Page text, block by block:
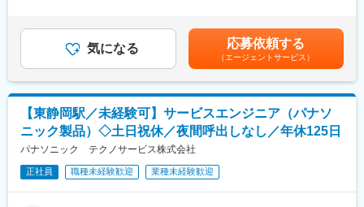
※目標件数はあるもののノルマなどはございません。お客様対応の
評価などがメイン評価になるため日頃の頑張りを評価いただける
体制です。
＜モデル年収＞40代課長職クラス：約800万円
・パナソニック株式会社100％出資！メーカー直系のアフターサ
ービスの会社です。安定した経営基盤と充実した福利厚生が整っ
ています。
ります。
※1日の訪問件数…約4件程度 （社用車あり）。なお、緊急時には
夜間対応が発生するケースもございますが、頻度としてはほぼ発
生しないのが現状です。
◆取扱商品例…パナソニック系住宅設備商品（キッチン、トイ
レ、洗面、バス・エコキュート、太陽光発電設備、インターホン
など）を取扱います。
◆経験やスキルに合わせ、研修を用意していますので、充実した
教育体制を通じて手に職をつけることが可能です。
※同社では、入社後の資格取得に関しても支援制度（資格取得手当
支給など）があります。
り、選考を通じて上下する可能性があります。月給(月額)は固定手
当を含めた表記です。
気になる 応募依頼する
（エージェントサービス）
【東静岡駅／未経験可】サービスエンジニア（パナソ
ニック製品）◇土日祝休／夜間呼出しなし／年休125日
パナソニック テクノサービス株式会社
正社員 職種未経験歓迎 業種未経験歓迎